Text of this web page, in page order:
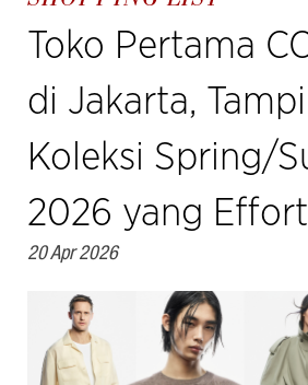
Toko Pertama
di Jakarta,
Koleksi Spring/
2026 yang
20 Apr 2026